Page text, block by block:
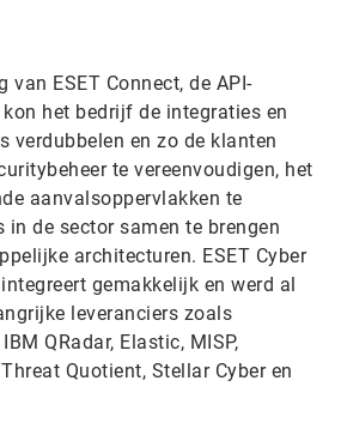
van ESET Connect, de API-
kon het bedrijf de integraties en
verdubbelen en zo de klanten
te vereenvoudigen, het
aanvalsoppervlakken te
in de sector samen te brengen
architecturen. ESET Cyber
gemakkelijk en werd al
leveranciers zoals
QRadar, Elastic, MISP,
Threat Quotient, Stellar Cyber en